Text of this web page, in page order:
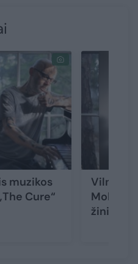
muzikos
Cure“
Vilniuje
Moby
žinią